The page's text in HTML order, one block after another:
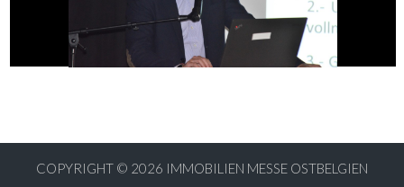
COPYRIGHT © 2026 IMMOBILIEN MESSE OSTBELGIEN